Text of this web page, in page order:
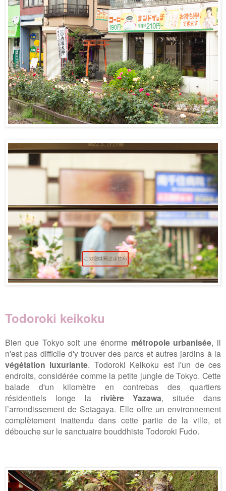
Todoroki keikoku
Bien que Tokyo soit une énorme métropole urbanisée, il
n'est pas difficile d'y trouver des parcs et autres jardins à la
végétation luxuriante. Todoroki Keikoku est l'un de ces
endroits, considérée comme la petite jungle de Tokyo. Cette
balade d'un kilomètre en contrebas des quartiers
résidentiels longe la rivière Yazawa, située dans
l’arrondissement de Setagaya. Elle offre un environnement
complètement inattendu dans cette partie de la ville, et
débouche sur le sanctuaire bouddhiste Todoroki Fudo.